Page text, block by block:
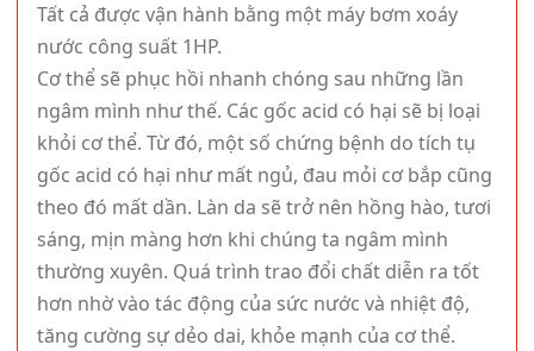
Tất cả được vận hành bằng một máy bơm xoáy
nước công suất 1HP.
Cơ thể sẽ phục hồi nhanh chóng sau những lần
ngâm mình như thế. Các gốc acid có hại sẽ bị loại
khỏi cơ thể. Từ đó, một số chứng bệnh do tích tụ
gốc acid có hại như mất ngủ, đau mỏi cơ bắp cũng
theo đó mất dần. Làn da sẽ trở nên hồng hào, tươi
sáng, mịn màng hơn khi chúng ta ngâm mình
thường xuyên. Quá trình trao đổi chất diễn ra tốt
hơn nhờ vào tác động của sức nước và nhiệt độ,
tăng cường sự dẻo dai, khỏe mạnh của cơ thể.